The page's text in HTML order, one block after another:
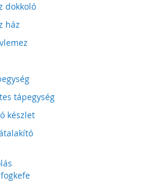
dokkoló
ház
tápegység
készlet